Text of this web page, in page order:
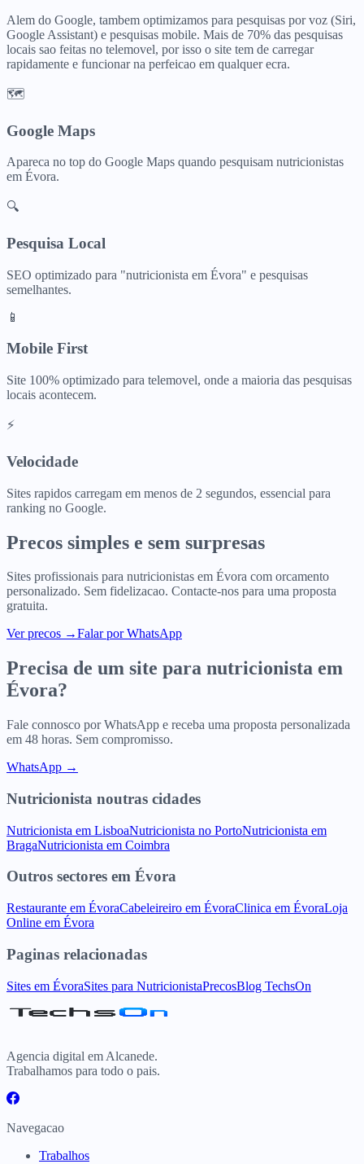
Alem do Google, tambem optimizamos para pesquisas por voz (Siri,
Google Assistant) e pesquisas mobile. Mais de 70% das pesquisas
locais sao feitas no telemovel, por isso o site tem de carregar
rapidamente e funcionar na perfeicao em qualquer ecra.
🗺️
Google Maps
Apareca no top do Google Maps quando pesquisam nutricionistas
em Évora.
🔍
Pesquisa Local
SEO optimizado para "nutricionista em Évora" e pesquisas
semelhantes.
📱
Mobile First
Site 100% optimizado para telemovel, onde a maioria das pesquisas
locais acontecem.
⚡
Velocidade
Sites rapidos carregam em menos de 2 segundos, essencial para
ranking no Google.
Precos simples e sem surpresas
Sites profissionais para nutricionistas em Évora com orcamento
personalizado. Sem fidelizacao. Contacte-nos para uma proposta
gratuita.
Ver precos →Falar por WhatsApp
Precisa de um site para nutricionista em
Évora?
Fale connosco por WhatsApp e receba uma proposta personalizada
em 48 horas. Sem compromisso.
WhatsApp →
Nutricionista noutras cidades
Nutricionista em LisboaNutricionista no PortoNutricionista em
BragaNutricionista em Coimbra
Outros sectores em Évora
Restaurante em ÉvoraCabeleireiro em ÉvoraClinica em ÉvoraLoja
Online em Évora
Paginas relacionadas
Sites em ÉvoraSites para NutricionistaPrecosBlog TechsOn
Agencia digital em Alcanede.
Trabalhamos para todo o pais.
Navegacao
Trabalhos